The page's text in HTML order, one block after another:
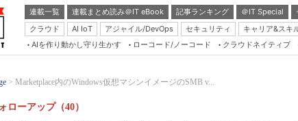
連載一覧 連載まとめ読み＠IT eBook 記事ランキング ＠IT Special
クラウド
AI IoT アジャイル/DevOps セキュリティ キャリア&スキ
AIを作り動かし守り生かす ローコード/ノーコード クラウドネイティブ
Marketplace内のWindows仮想マシンイメージのSMB v...
ローアップ（40）